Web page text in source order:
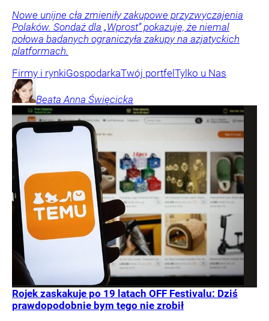
Nowe unijne cła zmieniły zakupowe przyzwyczajenia
Polaków. Sondaż dla „Wprost” pokazuje, że niemal
połowa badanych ograniczyła zakupy na azjatyckich
platformach.
Firmy i rynkiGospodarkaTwój portfel Tylko u Nas
Beata Anna Święcicka
Rojek zaskakuje po 19 latach OFF Festivalu: Dziś
prawdopodobnie bym tego nie zrobił